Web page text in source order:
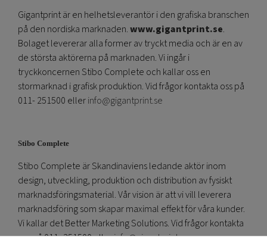
Gigantprint är en helhetsleverantör i den grafiska branschen
på den nordiska marknaden.www.gigantprint.se.
Bolaget levererar alla former av tryckt media och är en av
de största aktörerna på marknaden. Vi ingår i
tryckkoncernen Stibo Complete och kallar oss en
stormarknad i grafisk produktion. Vid frågor kontakta oss på
011- 251500 ellerinfo@gigantprint.se
Stibo Complete
Stibo Complete är Skandinaviens ledande aktör inom
design, utveckling, produktion och distribution av fysiskt
marknadsföringsmaterial. Vår vision är att vi vill leverera
marknadsföring som skapar maximal effekt för våra kunder.
Vi kallar det Better Marketing Solutions. Vid frågor kontakta
oss på 011- 251500 ellerinfo@gigantprint.se